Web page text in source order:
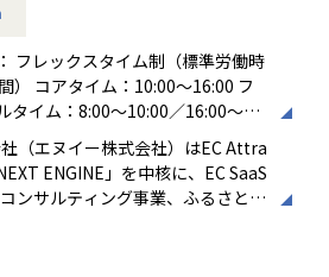
く大規模基盤において、AWSを
ラエンジニアリングを担います。
ECS/Fargate、Aurora MySQ
用/高トラフィック対応の基盤設
最大化： Aurora MySQL（シャー
ケーラビリティの確保、可用性向上
。
チームの一員として参画いただく
基盤
者に利用され、1日数千万リクエ
基盤を担当していただきます。
(AWS)を扱ってもらいますが、必
フレックスタイム制（標準労働時
） コアタイム：10:00～16:00 フ
タイム：8:00～10:00／16:00～20:
フレックス制（コアタイムあり）
の有無： 有（月平均10時間～20
60分
（エヌイー株式会社）はEC Attra
ENGINE」を中核に、EC SaaS
ンサルティング事業、ふるさと納
指して活動しています。